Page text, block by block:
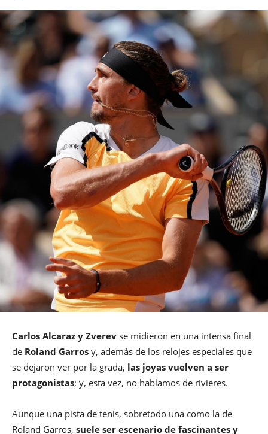
Carlos Alcaraz y Zverev se midieron en una intensa final
de Roland Garros y, además de los relojes especiales que
se dejaron ver por la grada, las joyas vuelven a ser
protagonistas; y, esta vez, no hablamos de rivieres.
Aunque una pista de tenis, sobretodo una como la de
Roland Garros, suele ser escenario de fascinantes y